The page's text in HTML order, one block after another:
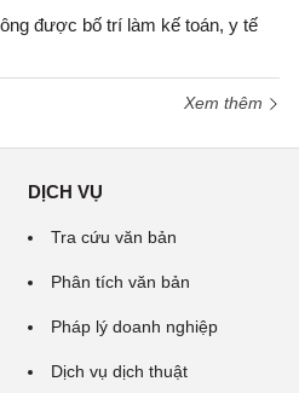
được bố trí làm kế toán, y tế
Xem thêm
DỊCH VỤ
Tra cứu văn bản
Phân tích văn bản
Pháp lý doanh nghiệp
Dịch vụ dịch thuật